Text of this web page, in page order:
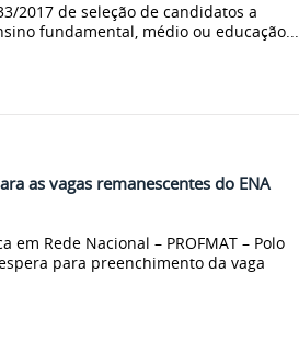
2017 de seleção de candidatos a
fundamental, médio ou educação...
as vagas remanescentes do ENA
Rede Nacional – PROFMAT – Polo
para preenchimento da vaga